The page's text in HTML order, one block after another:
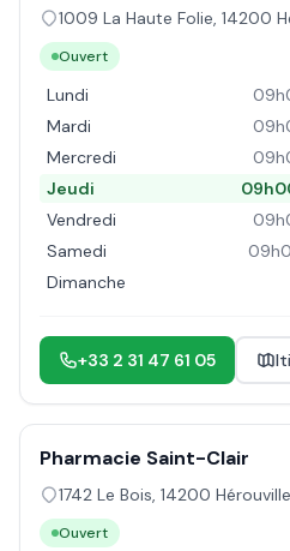
1009 La Haute Folie, 14200
Ouvert
Lundi
Mardi
Mercredi
Jeudi
Vendredi
Samedi
Dimanche
+33 2 31 47 61 05
Pharmacie Saint-Clair
1742 Le Bois, 14200
Ouvert